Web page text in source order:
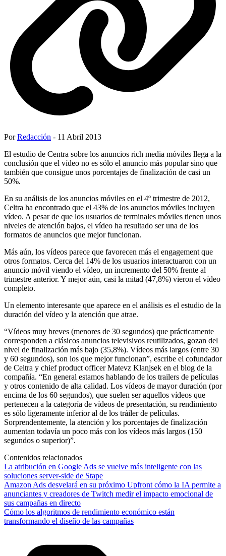
PorRedacción - 11 Abril 2013
El estudio de Centra sobre los anuncios rich media móviles llega a la
conclusión que el vídeo no es sólo el anuncio más popular sino que
también que consigue unos porcentajes de finalización de casi un
50%.
En su análisis de los anuncios móviles en el 4º trimestre de 2012,
Celtra ha encontrado que el 43% de los anuncios móviles incluyen
vídeo. A pesar de que los usuarios de terminales móviles tienen unos
niveles de atención bajos, el vídeo ha resultado ser una de los
formatos de anuncios que mejor funcionan.
Más aún, los vídeos parece que favorecen más el engagement que
otros formatos. Cerca del 14% de los usuarios interactuaron con un
anuncio móvil viendo el vídeo, un incremento del 50% frente al
trimestre anterior. Y mejor aún, casi la mitad (47,8%) vieron el vídeo
completo.
Un elemento interesante que aparece en el análisis es el estudio de la
duración del vídeo y la atención que atrae.
“Vídeos muy breves (menores de 30 segundos) que prácticamente
corresponden a clásicos anuncios televisivos reutilizados, gozan del
nivel de finalización más bajo (35,8%). Vídeos más largos (entre 30
y 60 segundos), son los que mejor funcionan”, escribe el cofundador
de Celtra y chief product officer Matevz Klanjsek en el blog de la
compañía. “En general estamos hablando de los trailers de películas
y otros contenido de alta calidad. Los vídeos de mayor duración (por
encima de los 60 segundos), que suelen ser aquellos vídeos que
pertenecen a la categoría de vídeos de presentación, su rendimiento
es sólo ligeramente inferior al de los tráiler de películas.
Sorprendentemente, la atención y los porcentajes de finalización
aumentan todavía un poco más con los vídeos más largos (150
segundos o superior)”.
Contenidos relacionados
La atribución en Google Ads se vuelve más inteligente con las
soluciones server-side de Stape
Amazon Ads desvelará en su próximo Upfront cómo la IA permite a
anunciantes y creadores de Twitch medir el impacto emocional de
sus campañas en directo
Cómo los algoritmos de rendimiento económico están
transformando el diseño de las campañas